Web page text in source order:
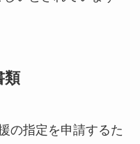
類
の指定を申請するた